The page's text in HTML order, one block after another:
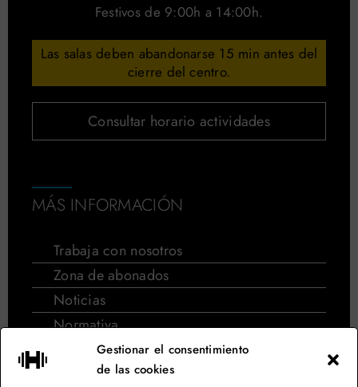
Gestionar el consentimiento
de las cookies
Festivos de 9:00h a 14:00h.
Las salas deben abandonarse 15 min antes del
cierre del centro.
Consultar horario actividades
MÁS INFORMACIÓN
Trabaja con nosotros
Zona de abonados
Noticias
Normativa
Normativa de cursos de natación